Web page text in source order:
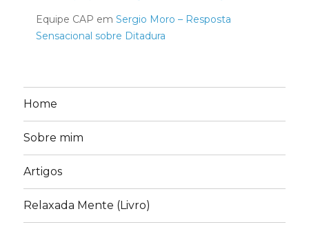
Equipe CAP em Sergio Moro – Resposta
Sensacional sobre Ditadura
Home
Sobre mim
Artigos
Relaxada Mente (Livro)